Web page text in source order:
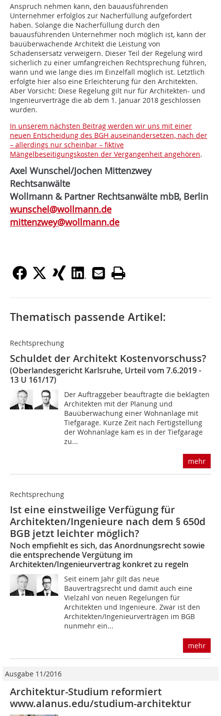
Anspruch nehmen kann, den bauausführenden
Unternehmer erfolglos zur Nacherfüllung aufgefordert
haben. Solange die Nacherfüllung durch den
bauausführenden Unternehmer noch möglich ist, kann der
bauüberwachende Architekt die Leistung von
Schadensersatz verweigern. Dieser Teil der Regelung wird
sicherlich zu einer umfangreichen Rechtsprechung führen,
wann und wie lange dies im Einzelfall möglich ist. Letztlich
erfolgte hier also eine Erleichterung für den Architekten.
Aber Vorsicht: Diese Regelung gilt nur für Architekten- und
Ingenieurverträge die ab dem 1. Januar 2018 geschlossen
wurden.
In unserem nächsten Beitrag werden wir uns mit einer
neuen Entscheidung des BGH auseinandersetzen, nach der
– allerdings nur scheinbar – fiktive
Mängelbeseitigungskosten der Vergangenheit angehören.
Axel Wunschel/Jochen Mittenzwey
Rechtsanwälte
Wollmann & Partner Rechtsanwälte mbB, Berlin
wunschel@wollmann.de
mittenzwey@wollmann.de
Thematisch passende Artikel:
Rechtsprechung
Schuldet der Architekt Kostenvorschuss?
(Oberlandesgericht Karlsruhe, Urteil vom 7.6.2019 -
13 U 161/17)
Der Auftraggeber beauftragte die beklagten
Architekten mit der Planung und
Bauüberwachung einer Wohnanlage mit
Tiefgarage. Kurze Zeit nach Fertigstellung
der Wohnanlage kam es in der Tiefgarage
zu...
mehr
Rechtsprechung
Ist eine einstweilige Verfügung für
Architekten/Ingenieure nach dem § 650d
BGB jetzt leichter möglich?
Noch empfiehlt es sich, das Anordnungsrecht sowie
die entsprechende Vergütung im
Architekten/Ingenieurvertrag konkret zu regeln
Seit einem Jahr gilt das neue
Bauvertragsrecht und damit auch eine
Vielzahl von neuen Regelungen für
Architekten und Ingenieure. Zwar ist den
Architekten/Ingenieurverträgen im BGB
nunmehr ein...
mehr
Ausgabe 11/2016
Architektur-Studium reformiert
www.alanus.edu/studium-architektur